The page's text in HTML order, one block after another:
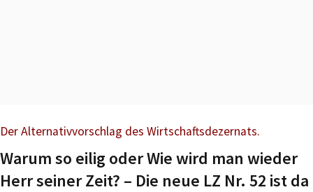
Der Alternativvorschlag des Wirtschaftsdezernats.
Warum so eilig oder Wie wird man wieder
Herr seiner Zeit? – Die neue LZ Nr. 52 ist da